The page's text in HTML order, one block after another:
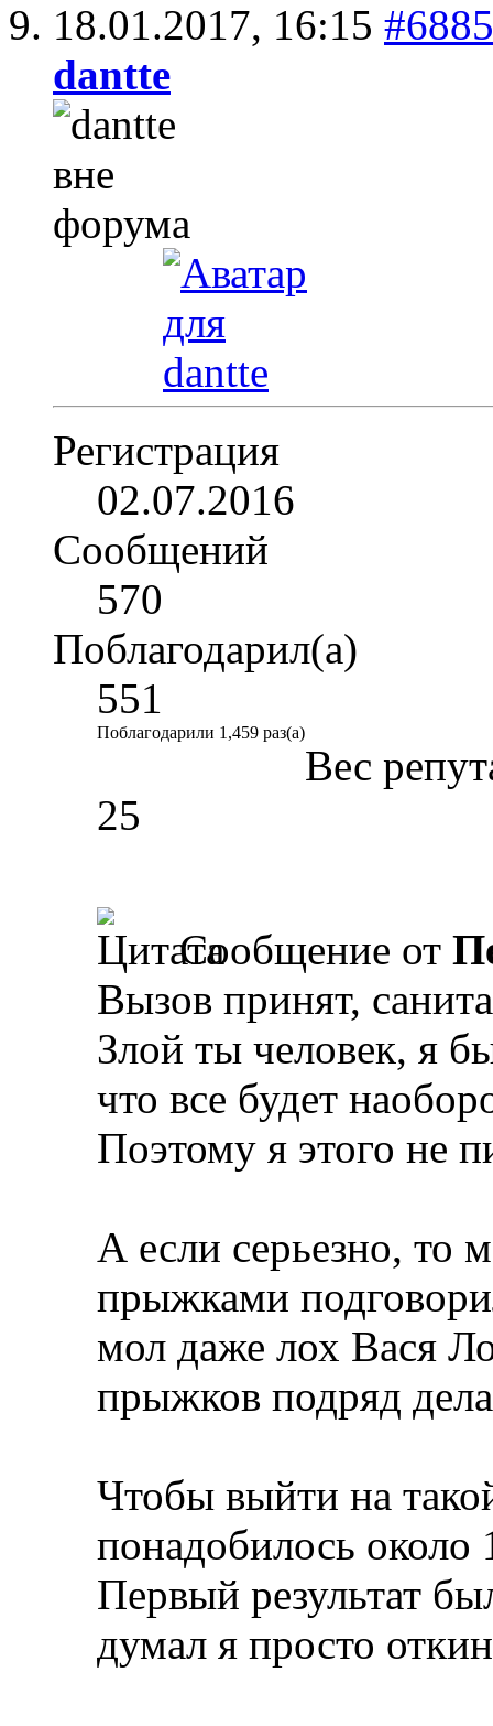
18.01.2017, 16:15 #6885
dantte
Регистрация
02.07.2016
Сообщений
570
Поблагодарил(а)
551
Поблагодарили 1,459 раз(а)
Вес
25
Сообщение от
Вызов принят,
Злой ты человек, я
что все будет
Поэтому я этого не
А если серьезно, то
прыжками
мол даже лох Вася
прыжков подряд
Чтобы выйти на
понадобилось около
Первый результат
думал я просто